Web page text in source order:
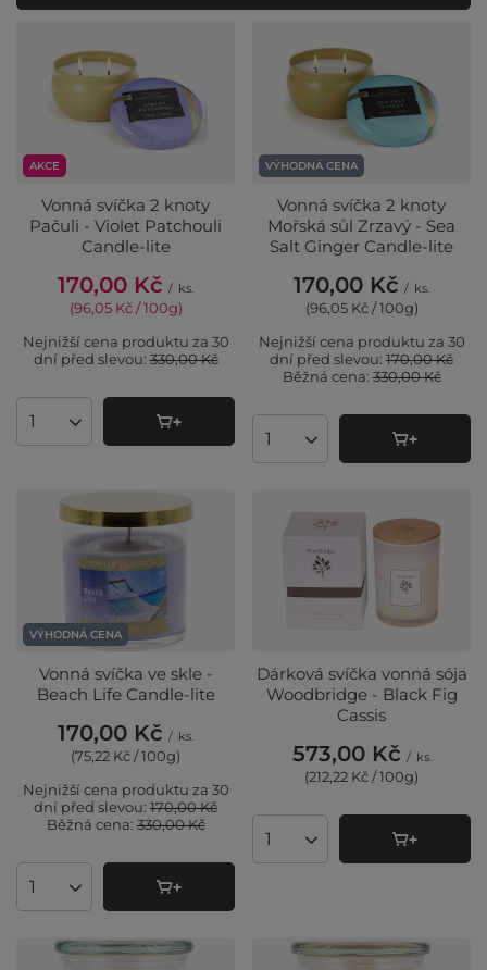
AKCE
Vonná svíčka 2 knoty
Pačuli - Violet Patchouli
Candle-lite
170,00 Kč / ks.
(96,05 Kč / 100g)
Nejnižší cena produktu za 30
dní před slevou:330,00 Kč
Množství produktů
VÝHODNÁ CENA
Vonná svíčka 2 knoty
Mořská sůl Zrzavý - Sea
Salt Ginger Candle-lite
170,00 Kč / ks.
(96,05 Kč / 100g)
Nejnižší cena produktu za 30
dní před slevou: 170,00 Kč
Běžná cena:330,00 Kč
Množství produktů
VÝHODNÁ CENA
Vonná svíčka ve skle -
Beach Life Candle-lite
170,00 Kč / ks.
(75,22 Kč / 100g)
Nejnižší cena produktu za 30
dní před slevou: 170,00 Kč
Běžná cena:330,00 Kč
Množství produktů
Dárková svíčka vonná sója
Woodbridge - Black Fig
Cassis
573,00 Kč / ks.
(212,22 Kč / 100g)
Množství produktů